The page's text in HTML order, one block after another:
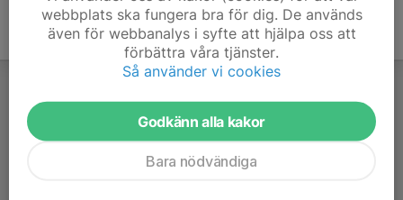
webbplats ska fungera bra för dig. De används
även för webbanalys i syfte att hjälpa oss att
förbättra våra tjänster.
Så använder vi cookies
Godkänn alla kakor
Bara nödvändiga